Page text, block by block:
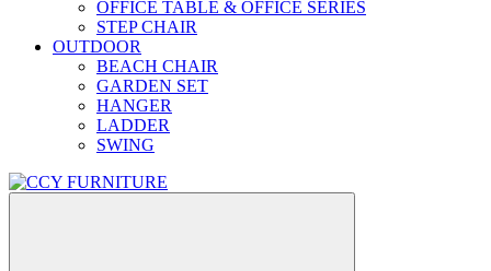
OFFICE TABLE & OFFICE SERIES
STEP CHAIR
OUTDOOR
BEACH CHAIR
GARDEN SET
HANGER
LADDER
SWING